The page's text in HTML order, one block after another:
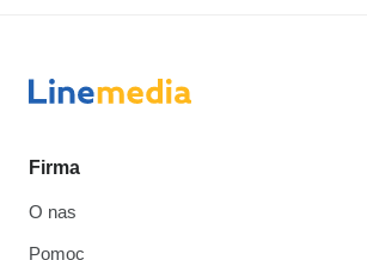
Firma
O nas
Pomoc